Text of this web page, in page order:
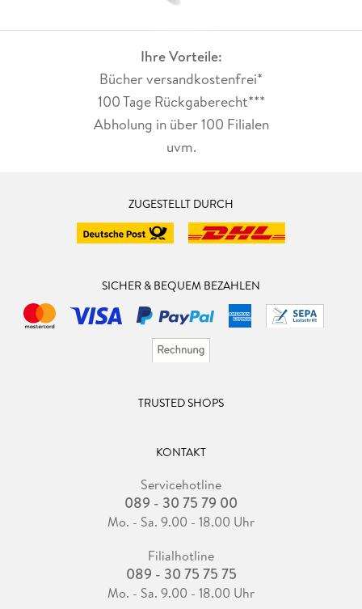
Ihre Vorteile:
Bücher versandkostenfrei*
100 Tage Rückgaberecht***
Abholung in über 100 Filialen
uvm.
ZUGESTELLT DURCH
SICHER & BEQUEM BEZAHLEN
TRUSTED SHOPS
KONTAKT
Servicehotline
089 - 30 75 79 00
Mo. - Sa. 9.00 - 18.00 Uhr
Filialhotline
089 - 30 75 75 75
Mo. - Sa. 9.00 - 18.00 Uhr